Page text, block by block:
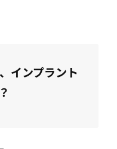
インプラント